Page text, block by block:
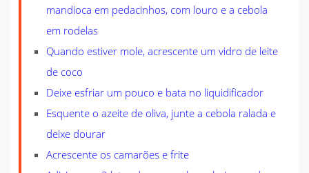
mandioca em pedacinhos, com louro e a cebola
em rodelas
Quando estiver mole, acrescente um vidro de leite
de coco
Deixe esfriar um pouco e bata no liquidificador
Esquente o azeite de oliva, junte a cebola ralada e
deixe dourar
Acrescente os camarões e frite